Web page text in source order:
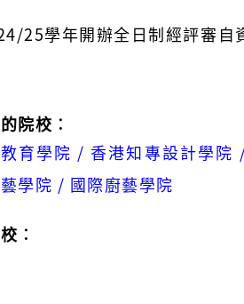
25學年開辦全日制經評審自
院校︰
育學院 / 香港知專設計學院
學院 / 國際廚藝學院
︰